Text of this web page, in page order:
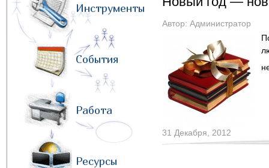
Инструменты
События
Работа
Ресурсы
Автор: Администратор
31 Декабря, 2012